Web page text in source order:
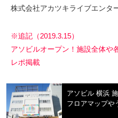
株式会社アカツキライブエンタ
※追記（2019.3.15）
アソビルオープン！施設全体や
レポ掲載
アソビル 横浜
フロアマップや